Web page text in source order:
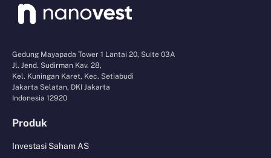
Gedung Mayapada Tower 1 Lantai 20, Suite 03A
Jl. Jend. Sudirman Kav. 28,
Kel. Kuningan Karet, Kec. Setiabudi
Jakarta Selatan, DKI Jakarta
Indonesia 12920
Produk
Investasi Saham AS